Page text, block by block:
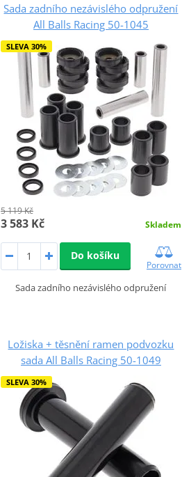
Sada zadního nezávislého odpružení
All Balls Racing 50-1045
SLEVA 30%
5 119 Kč
3 583 Kč Skladem
Do košíku
Porovnat
Sada zadního nezávislého odpružení
Ložiska + těsnění ramen podvozku
sada All Balls Racing 50-1049
SLEVA 30%